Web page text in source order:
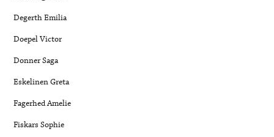
Degerth Emilia
Doepel Victor
Donner Saga
Eskelinen Greta
Fagerhed Amelie
Fiskars Sophie